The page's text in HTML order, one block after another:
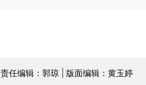
责任编辑：郭琼 | 版面编辑：黄玉婷